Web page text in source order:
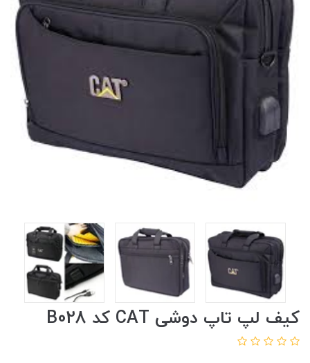
کیف لپ تاپ دوشی CAT کد B028